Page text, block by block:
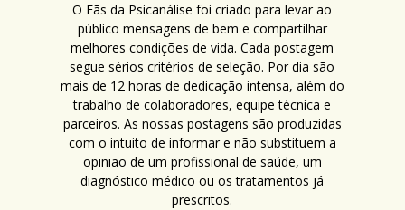
O Fãs da Psicanálise foi criado para levar ao
público mensagens de bem e compartilhar
melhores condições de vida. Cada postagem
segue sérios critérios de seleção. Por dia são
mais de 12 horas de dedicação intensa, além do
trabalho de colaboradores, equipe técnica e
parceiros. As nossas postagens são produzidas
com o intuito de informar e não substituem a
opinião de um profissional de saúde, um
diagnóstico médico ou os tratamentos já
prescritos.